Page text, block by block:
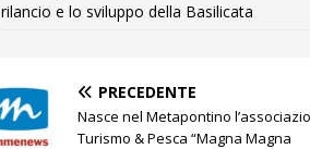
rilancio e lo sviluppo della Basilicata
PRECEDENTE
Nasce nel Metapontino
Turismo & Pesca “Magna Magna